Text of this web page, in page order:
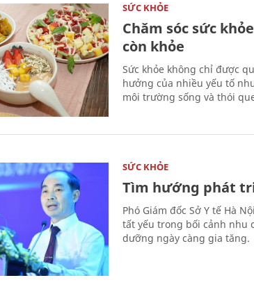
SỨC KHỎE
Chăm sóc sức
còn khỏe
Sức khỏe không chỉ được
hưởng của nhiều yếu tố
môi trường sống và thói
SỨC KHỎE
Tìm hướng phát
Phó Giám đốc Sở Y tế Hà
tất yếu trong bối cảnh nhu
dưỡng ngày càng gia tăng.